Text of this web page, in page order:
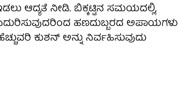
ಆದ್ಯತೆ ನೀಡಿ. ಬಿಕ್ಕಟ್ಟಿನ ಸಮಯದಲ್ಲಿ,
ಹಣದುಬ್ಬರದ ಅಪಾಯಗಳು
ಕುಶನ್ ಅನ್ನು ನಿರ್ವಹಿಸುವುದು